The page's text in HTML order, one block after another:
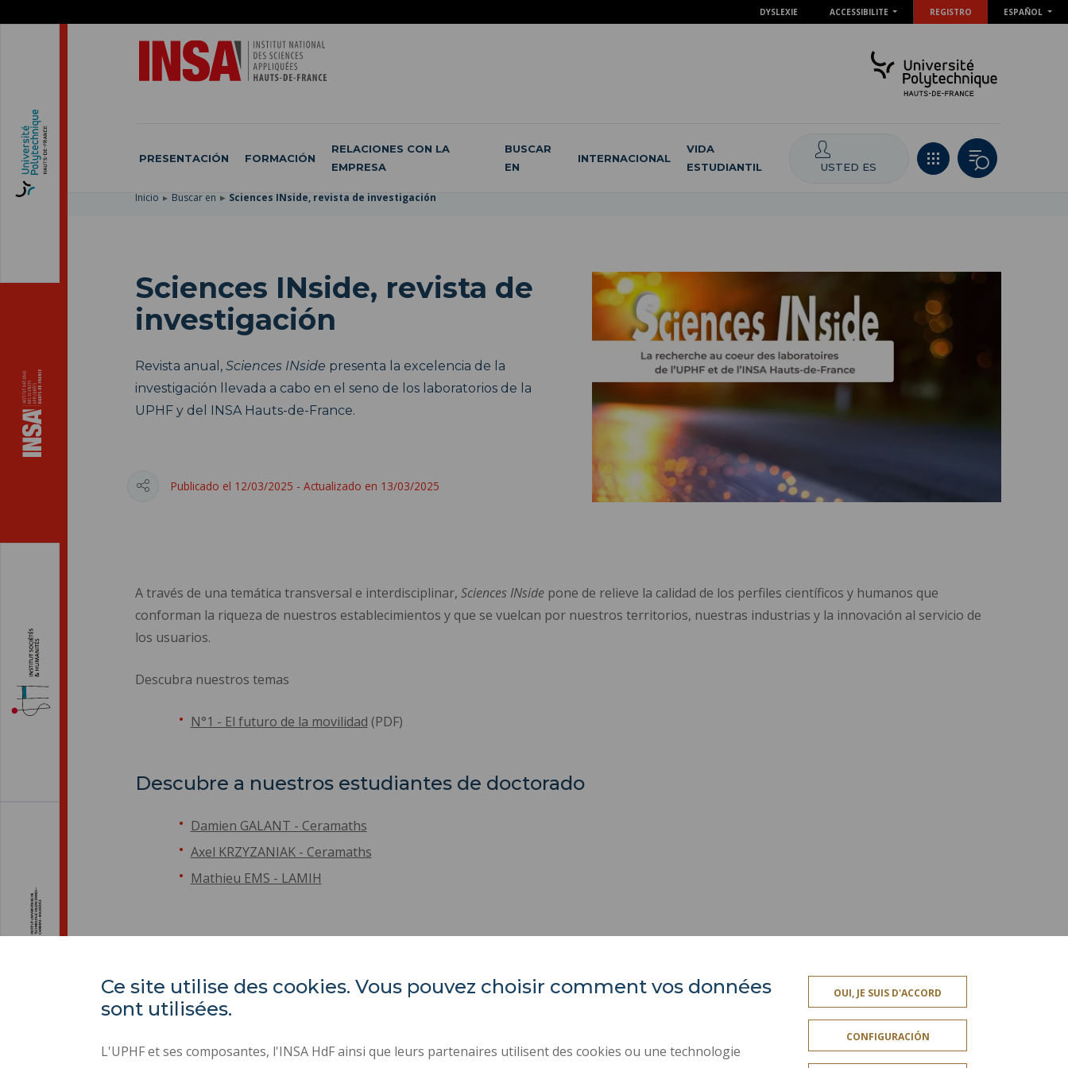
DYSLEXIE ACCESSIBILITE REGISTRO ESPAÑOL
PRESENTACIÓN FORMACIÓN
RELACIONES CON LA
EMPRESA
BUSCAR
EN
INTERNACIONAL
VIDA
ESTUDIANTIL
USTED ES
Inicio Buscar en Sciences INside, revista de investigación
Sciences INside, revista de
investigación
Revista anual, Sciences INside presenta la excelencia de la
investigación llevada a cabo en el seno de los laboratorios de la
UPHF y del INSA Hauts-de-France.
Publicado el 12/03/2025 - Actualizado en 13/03/2025
A través de una temática transversal e interdisciplinar, Sciences INsidepone de relieve la calidad de los perfiles científicos y humanos que
conforman la riqueza de nuestros establecimientos y que se vuelcan por nuestros territorios, nuestras industrias y la innovación al servicio de
los usuarios.
Descubra nuestros temas
N°1 - El futuro de la movilidad (PDF)
Descubre a nuestros estudiantes de doctorado
Damien GALANT - Ceramaths
Axel KRZYZANIAK - Ceramaths
Mathieu EMS - LAMIH
INSA Hauts-de-France
. 59313 Valenciennes cedex 9
ORGANIGRAMAS ACCESIBILIDAD
DATOS PERSONALES
Ce site utilise des cookies. Vous pouvez choisir comment vos données
sont utilisées.
L'UPHF et ses composantes, l'INSA HdF ainsi que leurs partenaires utilisent des cookies ou une technologie
OUI, JE SUIS D'ACCORD
CONFIGURACIÓN